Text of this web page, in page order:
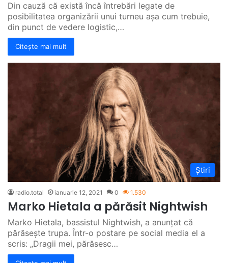
Din cauză că există încă întrebări legate de
posibilitatea organizării unui turneu așa cum trebuie,
din punct de vedere logistic,…
Citește mai mult
Știri
radio.total ianuarie 12, 2021 0 1.530
Marko Hietala a părăsit Nightwish
Marko Hietala, bassistul Nightwish, a anunțat că
părăsește trupa. Într-o postare pe social media el a
scris: „Dragii mei, părăsesc…